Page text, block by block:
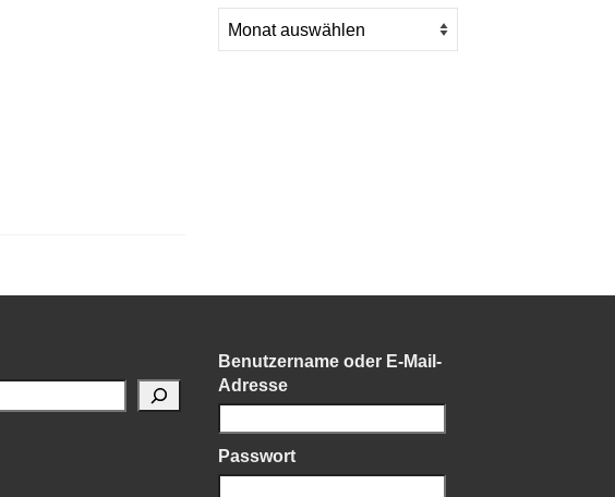
Benutzername oder E-Mail-
Adresse
Passwort